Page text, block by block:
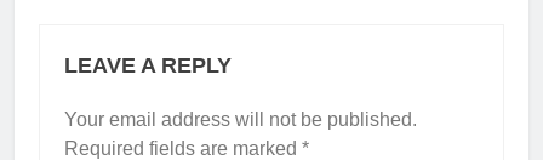
LEAVE A REPLY
Your email address will not be published.
Required fields are marked *